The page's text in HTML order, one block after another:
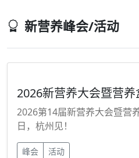
新营养峰会/活动
2026新营养大会暨营
2026第14届新营养大会暨营
日，杭州见！
峰会 活动